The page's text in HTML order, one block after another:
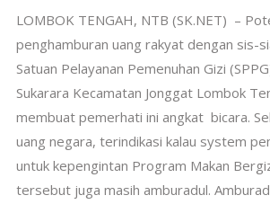
LOMBOK TENGAH, NTB (SK.NET) –
penghamburan uang rakyat dengan sis-
Satuan Pelayanan Pemenuhan Gizi
Sukarara Kecamatan Jonggat Lombok
membuat pemerhati ini angkat bicara.
uang negara, terindikasi kalau system
untuk kepengintan Program Makan
tersebut juga masih amburadul.